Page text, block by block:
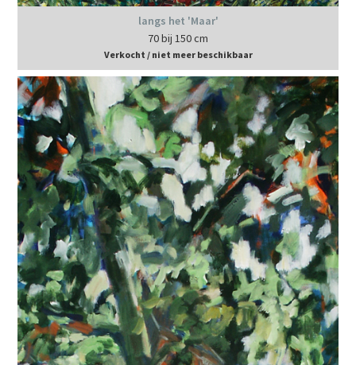
langs het 'Maar'
70 bij 150 cm
Verkocht / niet meer beschikbaar